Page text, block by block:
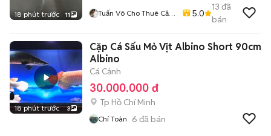
18 phút trước 11
Tuấn Võ Cho Thuê Căn
5.0
13 đã
bán
18 phút trước 3
Cặp Cá Sấu Mỏ Vịt Albino Short 90cm
Albino
Cá Cảnh
30.000.000 đ
Tp Hồ Chí Minh
Chí Toàn 6 đã bán